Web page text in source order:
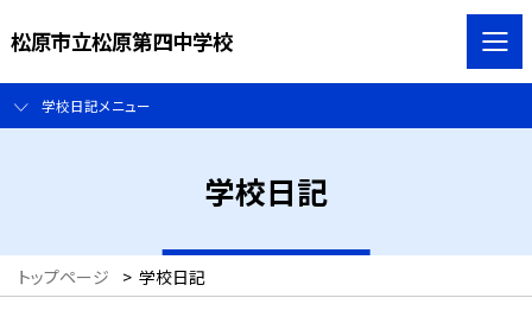
松原市立松原第四中学校
学校日記メニュー
学校日記
トップページ > 学校日記